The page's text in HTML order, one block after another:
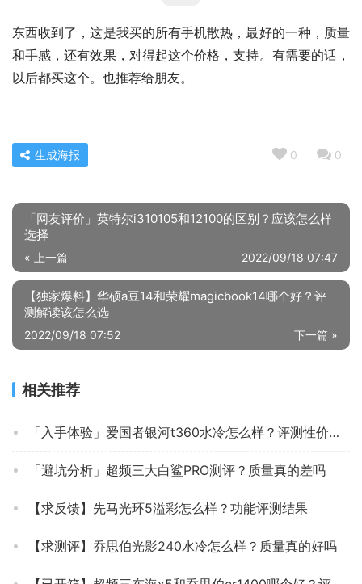
东西收到了，这是我买的所有手机散热，最好的一种，质量
和手感，还有效果，对得起这个价格，支持。有需要的话，
以后都买这个。也推荐给朋友。
0 0
生成海报
「网友评价」英特尔i310105和12100的区别？应该怎么样
选择
« 上一篇 2022/09/18 07:47
【独家爆料】华硕a豆14和荣耀magicbook14哪个好？评
测解读该怎么选
下一篇 »
2022/09/18 07:52
相关推荐
「入手体验」爱国者银河t360水冷怎么样？评测性价比高吗
「避坑分析」超频三大白鲨PRO测评？质量真的差吗
【求反馈】先马光环5溢彩怎么样？功能评测结果
【求测评】乔思伯光影240水冷怎么样？质量真的好吗